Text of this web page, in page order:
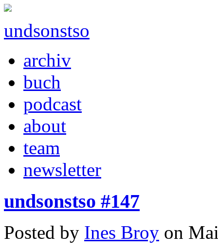
undsonstso
archiv
buch
podcast
about
team
newsletter
undsonstso #147
Posted by Ines Broy on